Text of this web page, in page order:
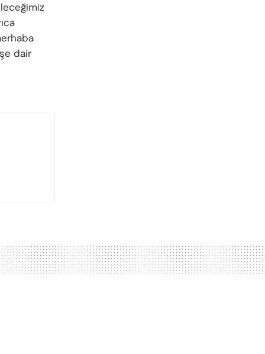
dair